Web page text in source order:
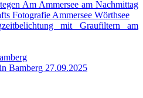
mit Graufiltern am
Bamberg 27.09.2025